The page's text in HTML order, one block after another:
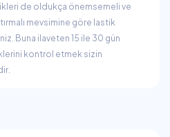
de oldukça önemsemeli ve
mevsimine göre lastik
Buna ilaveten 15 ile 30 gün
kontrol etmek sizin